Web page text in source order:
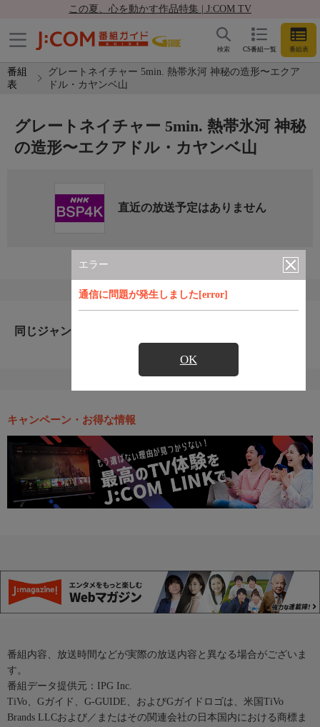
この夏、心を動かす作品特集 | J:COM TV
CS番組一覧 番組表
検索
番組
表
グレートネイチャー 5min. 熱帯氷河 神秘の造形〜エクア
ドル・カヤンベ山
エラー
通信に問題が発生しました[error]
OK
グレートネイチャー 5min. 熱帯氷河 神秘
の造形〜エクアドル・カヤンベ山
直近の放送予定はありません
同じジャンルのおすすめ番組
キャンペーン・お得な情報
番組内容、放送時間などが実際の放送内容と異なる場合がございま
す。
番組データ提供元：IPG Inc.
TiVo、Gガイド、G-GUIDE、およびGガイドロゴは、米国TiVo
Brands LLCおよび／またはその関連会社の日本国内における商標ま